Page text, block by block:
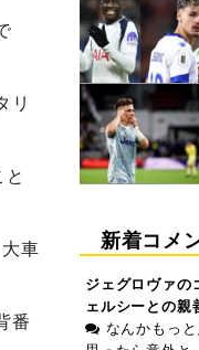
リ
車
番
新着コメ
ジェグロヴァの
ェルシーとの親
なんかもっ